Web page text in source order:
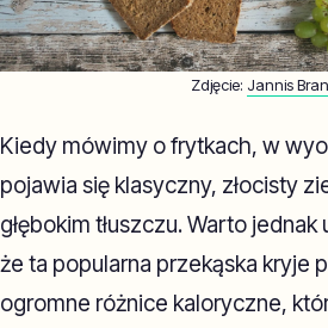
Zdjęcie: Jannis
Kiedy mówimy o frytkach, w
pojawia się klasyczny, złocisty
głębokim tłuszczu. Warto
że ta popularna przekąska kryje
ogromne różnice kaloryczne,